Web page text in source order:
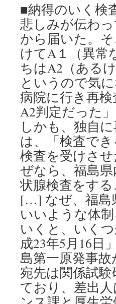
■納得のいく検
悲しみが伝わ
から届いた。
けてA１（異常
ちはA2（ある
というので気
病院に行き再
A2判定だった
しかも、独自
は、「検査で
検査を受けさ
ぜなら、福島
状腺検査をす
[…] なぜ、福島
いいような体
いくと、いく
成23年5月16日
島第一原発事
宛先は関係試
ており、差出